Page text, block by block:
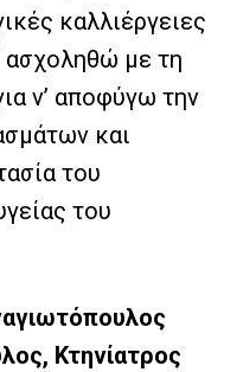
καλλιέργειες
ασχοληθώ με τη
ν’ αποφύγω την
και
του
του
Κτηνίατρος